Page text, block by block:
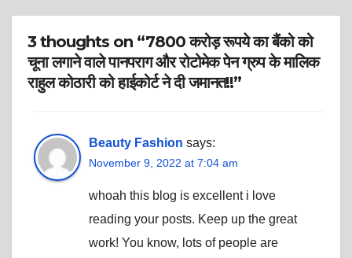
3 thoughts on “7800 करोड़ रूपये का बैंको को
चूना लगाने वाले पानपराग और रोटोमेक पेन ग्रुप के मालिक
राहुल कोठारी को हाईकोर्ट ने दी जमानत!!”
Beauty Fashion says:
November 9, 2022 at 7:04 am
whoah this blog is excellent i love
reading your posts. Keep up the great
work! You know, lots of people are